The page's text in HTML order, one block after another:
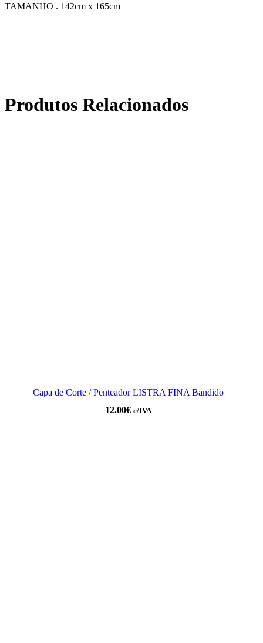
TAMANHO . 142cm x 165cm
Produtos Relacionados
Capa de Corte / Penteador LISTRA FINA Bandido
12.00€ c/IVA